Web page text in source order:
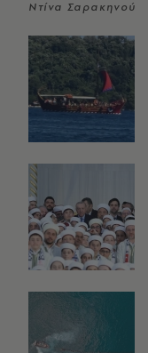
Ντίνα Σαρακηνού